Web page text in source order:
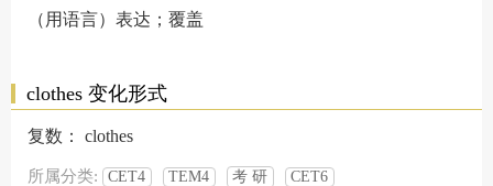
（用语言）表达；覆盖
clothes 变化形式
复数： clothes
所属分类: CET4 TEM4 考 研 CET6